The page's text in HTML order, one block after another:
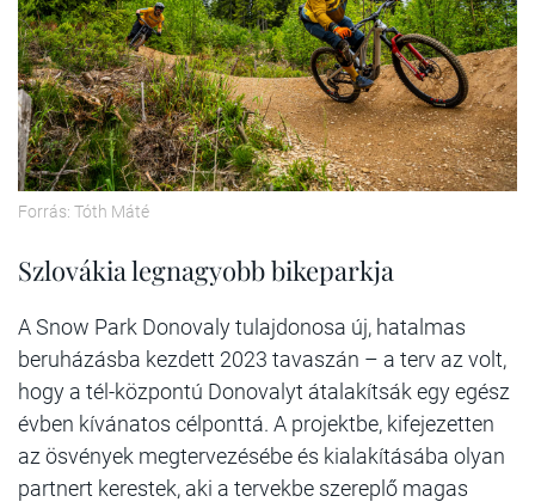
Forrás: Tóth Máté
Szlovákia legnagyobb bikeparkja
A Snow Park Donovaly tulajdonosa új, hatalmas
beruházásba kezdett 2023 tavaszán – a terv az volt,
hogy a tél-központú Donovalyt átalakítsák egy egész
évben kívánatos célponttá. A projektbe, kifejezetten
az ösvények megtervezésébe és kialakításába olyan
partnert kerestek, aki a tervekbe szereplő magas